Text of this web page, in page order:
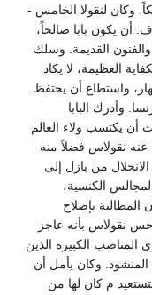
وكان لنقولا الخامس -
أن يكون بابا صالحاً،
والفنون القديمة. وسلك
العظيمة، لا يكاد
واستطاع أن يحتفظ
وأدرك البابا
يكتسب ولاء العالم
نقولاس فضلاً منه
من بازل إلى
حركة المجالس الكنسية،
بإصلاح
نقولاس بأنه عاجز
المناصب الكبيرة الذين
المنشود. وكان يأمل أن
م كان لها من